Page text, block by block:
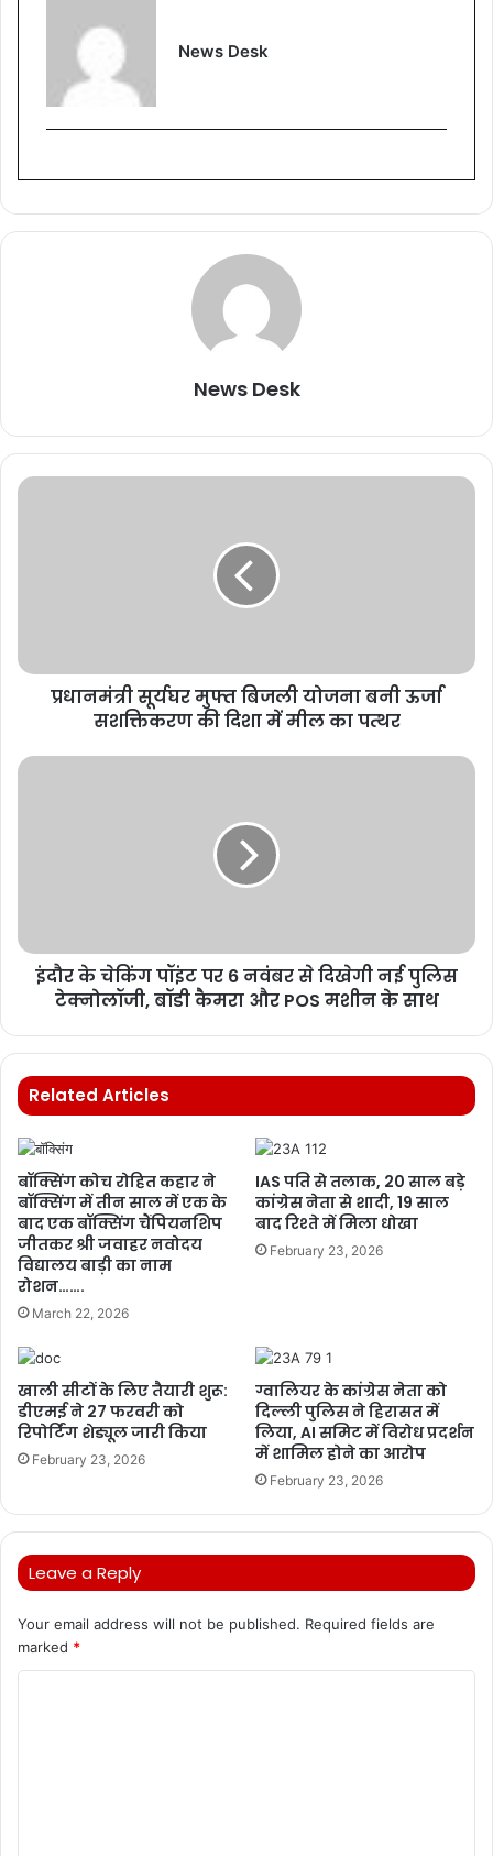
News Desk
News Desk
प्रधानमंत्री सूर्यघर मुफ्त बिजली योजना बनी ऊर्जा
सशक्तिकरण की दिशा में मील का पत्थर
इंदौर के चेकिंग पॉइंट पर 6 नवंबर से दिखेगी नई पुलिस
टेक्नोलॉजी, बॉडी कैमरा और POS मशीन के साथ
Related Articles
बॉक्सिंग कोच रोहित कहार ने
बॉक्सिंग में तीन साल में एक के
बाद एक बॉक्सिंग चैंपियनशिप
जीतकर श्री जवाहर नवोदय
विद्यालय बाड़ी का नाम
रोशन…….
March 22, 2026
IAS पति से तलाक, 20 साल बड़े
कांग्रेस नेता से शादी, 19 साल
बाद रिश्ते में मिला धोखा
February 23, 2026
खाली सीटों के लिए तैयारी शुरू:
डीएमई ने 27 फरवरी को
रिपोर्टिंग शेड्यूल जारी किया
February 23, 2026
ग्वालियर के कांग्रेस नेता को
दिल्ली पुलिस ने हिरासत में
लिया, AI समिट में विरोध प्रदर्शन
में शामिल होने का आरोप
February 23, 2026
Leave a Reply
Your email address will not be published. Required fields are
marked *